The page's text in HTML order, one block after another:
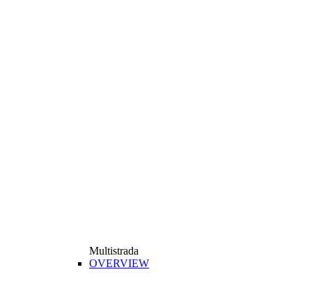
Multistrada
OVERVIEW